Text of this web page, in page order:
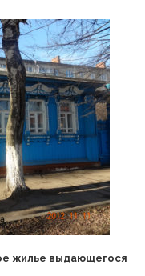
жилье выдающегося